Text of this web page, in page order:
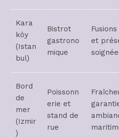
Kara
köy
(Istan
bul)
Bistrot
gastrono
mique
et
Bord
de
mer
(Izmir
)
Poissonn
erie et
stand de
rue